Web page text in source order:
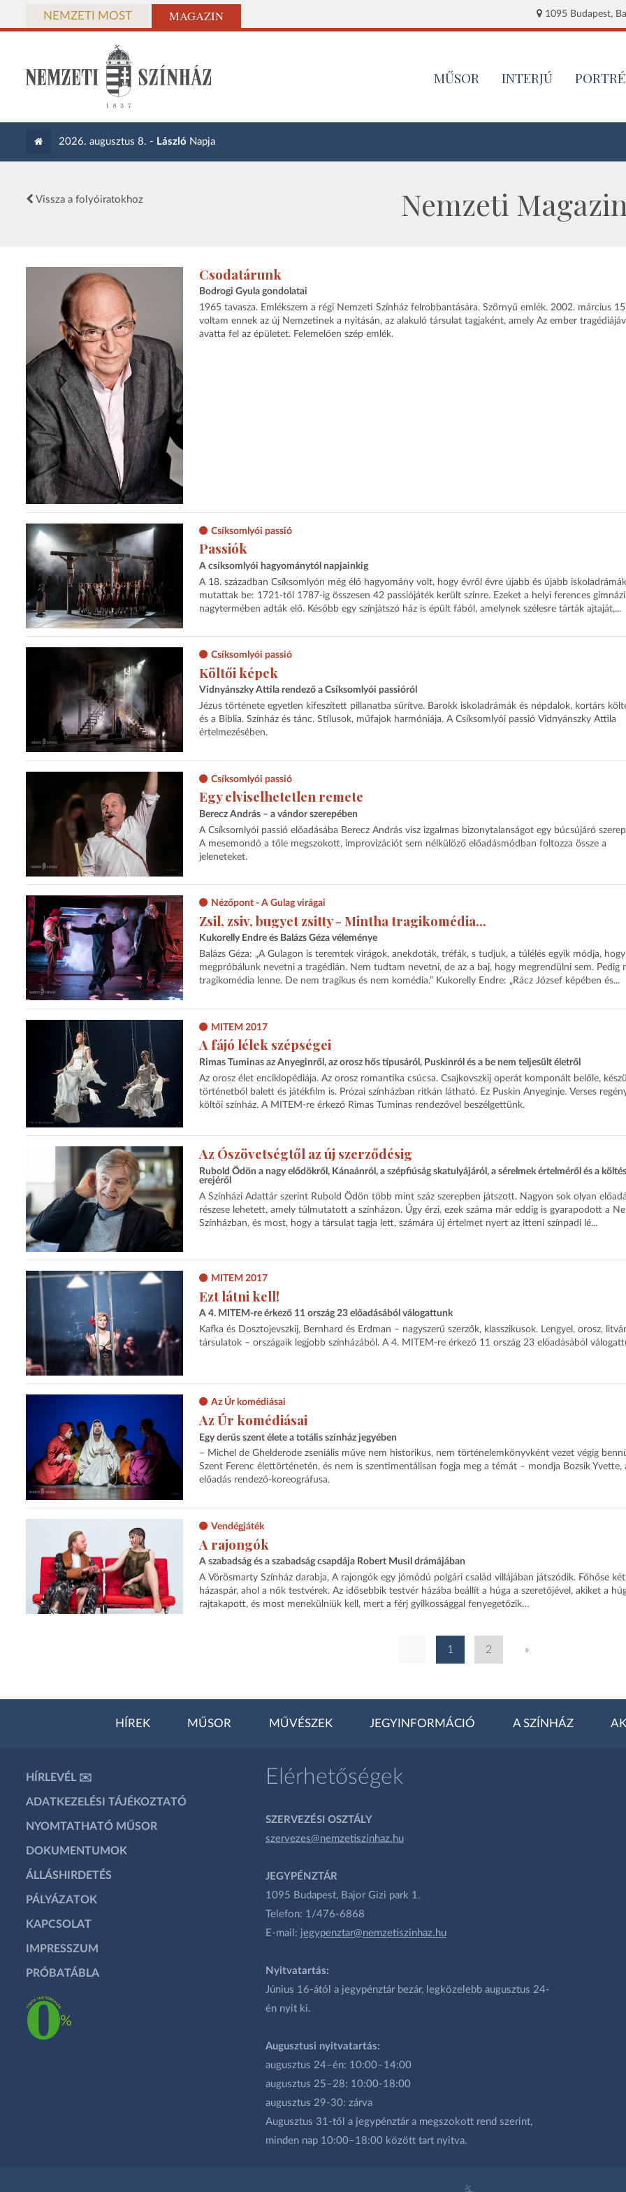
NEMZETI MOST MAGAZIN 1095 Budapest,
MŰSOR INTERJÚ PORTRÉ
2026. augusztus 8. - László Napja
Vissza a folyóiratokhoz Nemzeti
Csodatárunk
Bodrogi Gyula gondolatai
1965 tavasza. Emlékszem a régi Nemzeti Színház felrobbantására. Szörnyű emlék. 2002. március
voltam ennek az új Nemzetinek a nyitásán, az alakuló társulat tagjaként, amely Az ember
avatta fel az épületet. Felemelően szép emlék.
Csíksomlyói passió
Passiók
A csíksomlyói hagyománytól napjainkig
A 18. században Csíksomlyón még élő hagyomány volt, hogy évről évre újabb és újabb
mutattak be: 1721-től 1787-ig összesen 42 passiójáték került színre. Ezeket a helyi ferences
nagytermében adták elő. Később egy színjátszó ház is épült fából, amelynek szélesre tárták ajtaját,...
Csíksomlyói passió
Költői képek
Vidnyánszky Attila rendező a Csíksomlyói passióról
Jézus története egyetlen kifeszített pillanatba sűrítve. Barokk iskoladrámák és népdalok, kortárs
és a Biblia. Színház és tánc. Stílusok, műfajok harmóniája. A Csíksomlyói passió Vidnyánszky Attila
értelmezésében.
Csíksomlyói passió
Egy elviselhetetlen remete
Berecz András – a vándor szerepében
A Csíksomlyói passió előadásába Berecz András visz izgalmas bizonytalanságot egy búcsújáró
A mesemondó a tőle megszokott, improvizációt sem nélkülöző előadásmódban foltozza össze a
jeleneteket.
Nézőpont - A Gulag virágai
Zsil, zsiv, bugyet zsitty - Mintha tragikomédia...
Kukorelly Endre és Balázs Géza véleménye
Balázs Géza: „A Gulagon is teremtek virágok, anekdoták, tréfák, s tudjuk, a túlélés egyik módja, hogy
megpróbálunk nevetni a tragédián. Nem tudtam nevetni, de az a baj, hogy megrendülni sem. Pedig
tragikomédia lenne. De nem tragikus és nem komédia.” Kukorelly Endre: „Rácz József képében és...
MITEM 2017
A fájó lélek szépségei
Rimas Tuminas az Anyeginről, az orosz hős típusáról, Puskinról és a be nem teljesült életről
Az orosz élet enciklopédiája. Az orosz romantika csúcsa. Csajkovszkij operát komponált belőle,
történetből balett és játékfilm is. Prózai színházban ritkán látható. Ez Puskin Anyeginje. Verses
költői színház. A MITEM-re érkező Rimas Tuminas rendezővel beszélgettünk.
Az Ószövetségtől az új szerződésig
Rubold Ödön a nagy elődökről, Kánaánról, a szépfiúság skatulyájáról, a sérelmek értelméről és a
erejéről
A Színházi Adattár szerint Rubold Ödön több mint száz szerepben játszott. Nagyon sok olyan
részese lehetett, amely túlmutatott a színházon. Úgy érzi, ezek száma már eddig is gyarapodott a
Színházban, és most, hogy a társulat tagja lett, számára új értelmet nyert az itteni színpadi lé...
MITEM 2017
Ezt látni kell!
A 4. MITEM-re érkező 11 ország 23 előadásából válogattunk
Kafka és Dosztojevszkij, Bernhard és Erdman – nagyszerű szerzők, klasszikusok. Lengyel, orosz,
társulatok – országaik legjobb színházából. A 4. MITEM-re érkező 11 ország 23 előadásából
Az Úr komédiásai
Az Úr komédiásai
Egy derűs szent élete a totális színház jegyében
– Michel de Ghelderode zseniális műve nem historikus, nem történelemkönyvként vezet végig
Szent Ferenc élettörténetén, és nem is szentimentálisan fogja meg a témát – mondja Bozsik Yvette,
előadás rendező-koreográfusa.
Vendégjáték
A rajongók
A szabadság és a szabadság csapdája Robert Musil drámájában
A Vörösmarty Színház darabja, A rajongók egy jómódú polgári család villájában játszódik. Főhőse két
házaspár, ahol a nők testvérek. Az idősebbik testvér házába beállít a húga a szeretőjével, akiket a
rajtakapott, és most menekülniük kell, mert a férj gyilkossággal fenyegetőzik…
1 2 »
HÍREK MŰSOR MŰVÉSZEK JEGYINFORMÁCIÓ A SZÍNHÁZ
HÍRLEVÉL ✉️
ADATKEZELÉSI TÁJÉKOZTATÓ
NYOMTATHATÓ MŰSOR
DOKUMENTUMOK
ÁLLÁSHIRDETÉS
PÁLYÁZATOK
KAPCSOLAT
IMPRESSZUM
PRÓBATÁBLA
Elérhetőségek
SZERVEZÉSI OSZTÁLY
szervezes@nemzetiszinhaz.hu
JEGYPÉNZTÁR
1095 Budapest, Bajor Gizi park 1.
Telefon: 1/476-6868
E-mail: jegypenztar@nemzetiszinhaz.hu
Nyitvatartás:
Június 16-ától a jegypénztár bezár, legközelebb augusztus 24-
én nyit ki.
Augusztusi nyitvatartás:
augusztus 24–én: 10:00–14:00
augusztus 25–28: 10:00-18:00
augusztus 29-30: zárva
Augusztus 31-től a jegypénztár a megszokott rend szerint,
minden nap 10:00–18:00 között tart nyitva.